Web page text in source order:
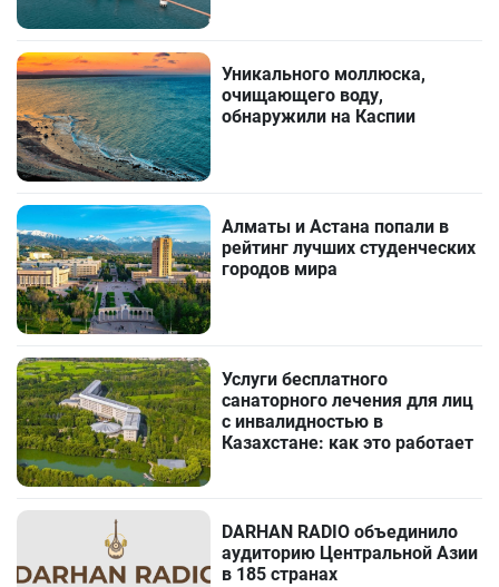
Уникального моллюска,
очищающего воду,
обнаружили на Каспии
Алматы и Астана попали в
рейтинг лучших студенческих
городов мира
Услуги бесплатного
санаторного лечения для лиц
с инвалидностью в
Казахстане: как это работает
DARHAN RADIO объединило
аудиторию Центральной Азии
в 185 странах